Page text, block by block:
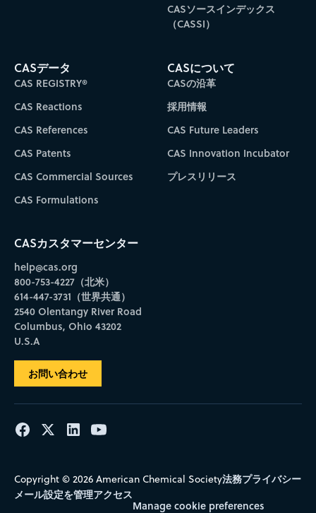
CASソースインデックス
（CASSI）
CASデータ
CAS REGISTRY®
CAS Reactions
CAS References
CAS Patents
CAS Commercial Sources
CAS Formulations
CASについて
CASの沿革
採用情報
CAS Future Leaders
CAS Innovation Incubator
プレスリリース
CASカスタマーセンター
help@cas.org
800-753-4227（北米）
614-447-3731（世界共通）
2540 Olentangy River Road
Columbus, Ohio 43202
U.S.A
お問い合わせ
Copyright © 2026 American Chemical Society法務プライバシー
メール設定を管理アクセス
Manage cookie preferences